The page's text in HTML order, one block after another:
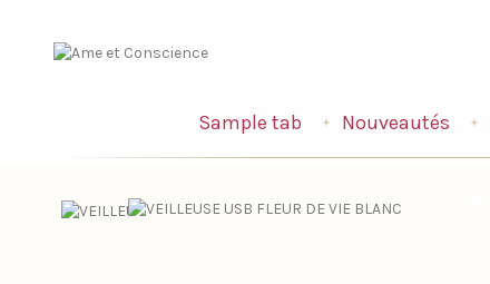
Sample tab Nouveautés